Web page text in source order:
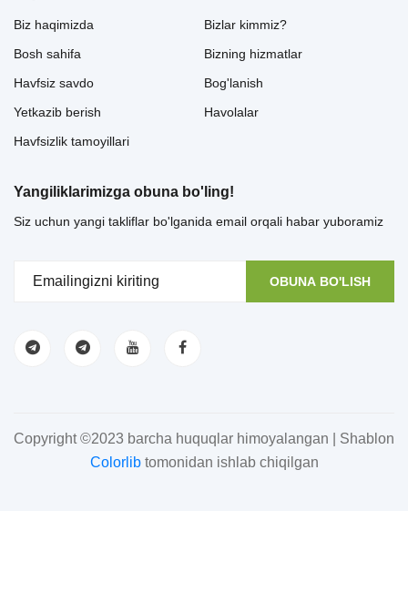
Biz haqimizda
Bosh sahifa
Havfsiz savdo
Yetkazib berish
Havfsizlik tamoyillari
Bizlar kimmiz?
Bizning hizmatlar
Bog'lanish
Havolalar
Yangiliklarimizga obuna bo'ling!
Siz uchun yangi takliflar bo'lganida email orqali habar yuboramiz
OBUNA BO'LISH
Copyright ©2023 barcha huquqlar himoyalangan | Shablon
Colorlibtomonidan ishlab chiqilgan